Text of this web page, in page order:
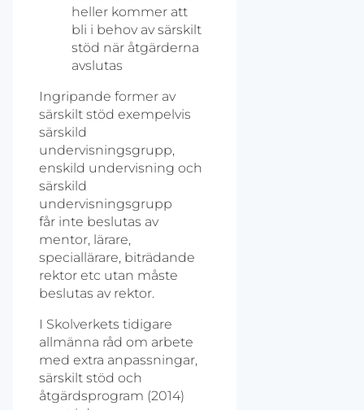
heller kommer att
bli i behov av särskilt
stöd när åtgärderna
avslutas
Ingripande former av
särskilt stöd exempelvis
särskild
undervisningsgrupp,
enskild undervisning och
särskild
undervisningsgrupp
får inte beslutas av
mentor, lärare,
speciallärare, biträdande
rektor etc utan måste
beslutas av rektor.
I Skolverkets tidigare
allmänna råd om arbete
med extra anpassningar,
särskilt stöd och
åtgärdsprogram (2014)